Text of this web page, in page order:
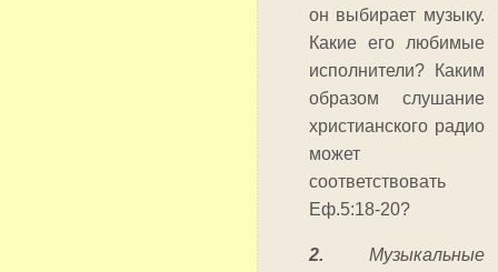
он выбирает музыку.
Какие его любимые
исполнители? Каким
образом слушание
христианского радио
может
соответствовать
Еф.5:18-20?
2. Музыкальные